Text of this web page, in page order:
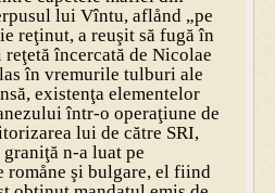
lui Vîntu, aflånd „pe
reţinut, a reuşit să fugă în
încercată de Nicolae
în vremurile tulburi ale
existenţa elementelor
într-o operaţiune de
lui de către SRI,
graniţă n-a luat pe
romåne şi bulgare, el fiind